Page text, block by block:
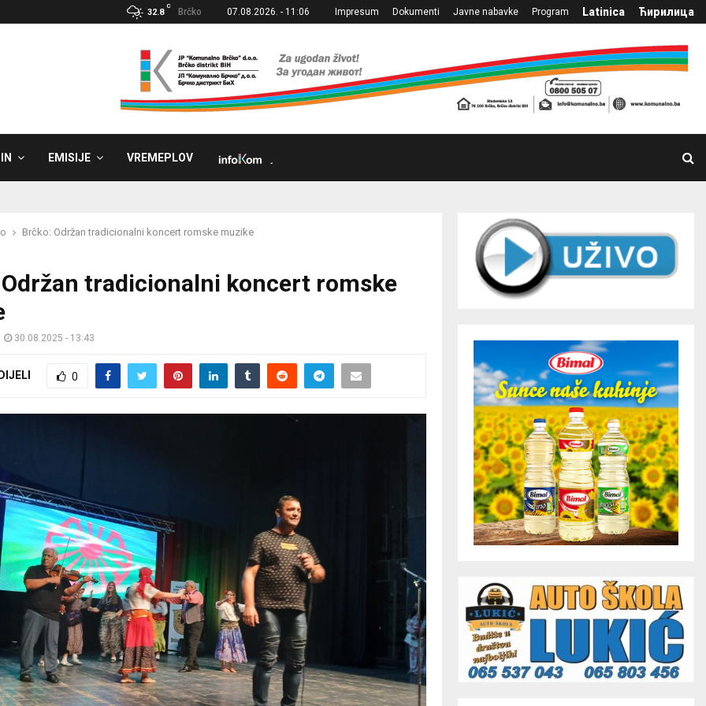
32.8
C
Brčko 07.08.2026. - 11:06 Impresum Dokumenti Javne nabavke Program Latinica Ћирилица
EMISIJE VREMEPLOV
Brčko: Održan tradicionalni koncert romske muzike
tradicionalni koncert romske
30.08.2025 - 13:43
0